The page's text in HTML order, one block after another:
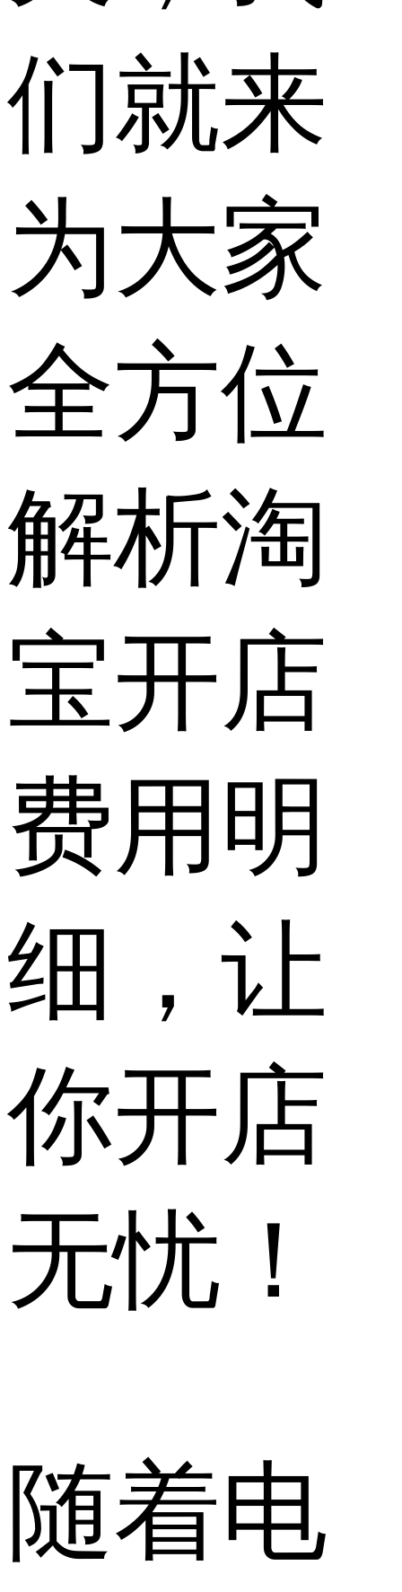
们就来
为大家
全方位
解析淘
宝开店
费用明
细，让
你开店
无忧！
随着电